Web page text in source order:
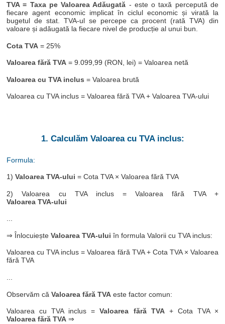
TVA = Taxa pe Valoarea Adăugată - este o taxă percepută de
fiecare agent economic implicat în ciclul economic și virată la
bugetul de stat. TVA-ul se percepe ca procent (rată TVA) din
valoare și adăugată la fiecare nivel de producție al unui bun.
Cota TVA = 25%
Valoarea fără TVA = 9.099,99 (RON, lei) = Valoarea netă
Valoarea cu TVA inclus = Valoarea brută
Valoarea cu TVA inclus = Valoarea fără TVA + Valoarea TVA-ului
1. Calculăm Valoarea cu TVA inclus:
Formula:
1)Valoarea TVA-ului = Cota TVA × Valoarea fără TVA
2) Valoarea cu TVA inclus = Valoarea fără TVA +
Valoarea TVA-ului
...
⇒ ÎnlocuieșteValoarea TVA-ului în formula Valorii cu TVA inclus:
Valoarea cu TVA inclus = Valoarea fără TVA + Cota TVA × Valoarea
fără TVA
Observăm căValoarea fără TVA este factor comun:
Valoarea cu TVA inclus =Valoarea fără TVA+ Cota TVA ×
Valoarea fără TVA ⇒